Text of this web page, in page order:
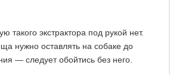
такого экстрактора под рукой нет.
нужно оставлять на собаке до
— следует обойтись без него.